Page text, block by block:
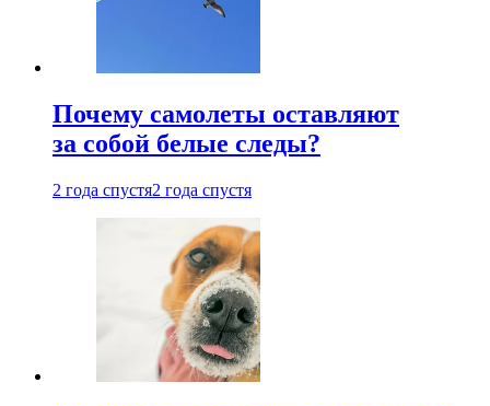
Почему самолеты оставляют
за собой белые следы?
2 года спустя2 года спустя